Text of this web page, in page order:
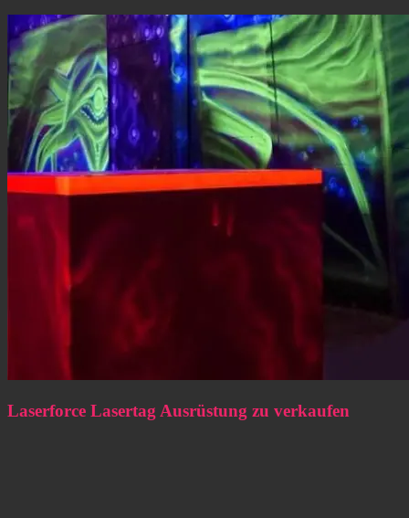
Laserforce Lasertag Ausrüstung zu verkaufen